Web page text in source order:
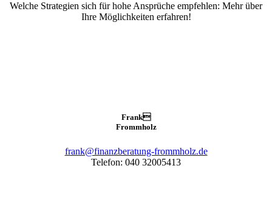
Welche Strategien sich für hohe Ansprüche empfehlen: Mehr über
Ihre Möglichkeiten erfahren!
Frank
Frommholz
frank@finanzberatung-frommholz.de
Telefon: 040 32005413